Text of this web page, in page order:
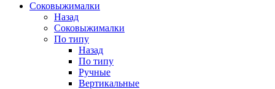
Соковыжималки
Назад
Соковыжималки
По типу
Назад
По типу
Ручные
Вертикальные